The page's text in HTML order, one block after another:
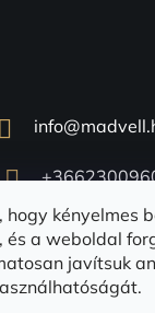
hogy kényelmes
és a weboldal
javítsuk
info@